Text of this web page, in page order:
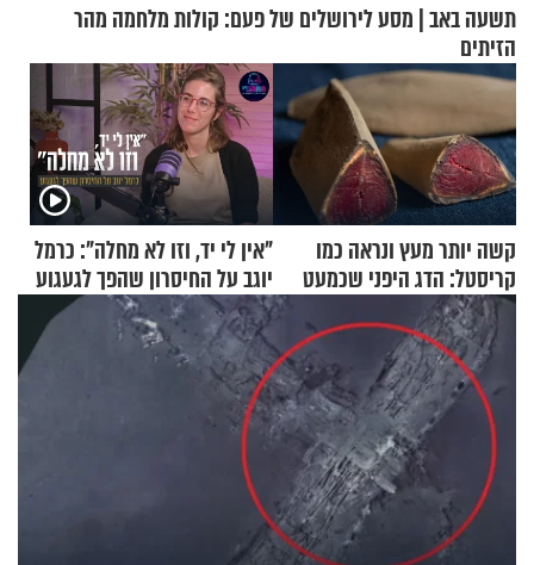
תשעה באב | מסע לירושלים של פעם: קולות מלחמה מהר
הזיתים
קשה יותר מעץ ונראה כמו
קריסטל: הדג היפני שכמעט
בלתי אפשרי לחתוך
"אין לי יד, וזו לא מחלה": כרמל
יוגב על החיסרון שהפך לגעגוע